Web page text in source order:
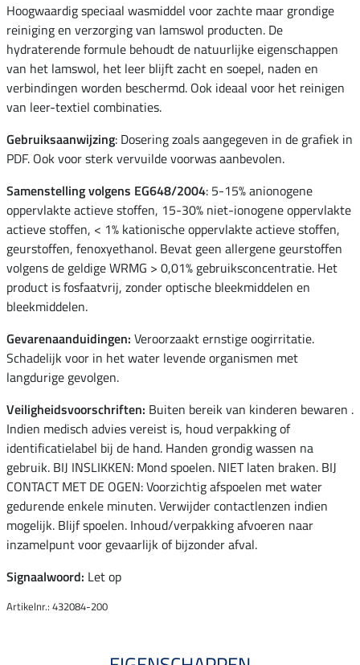
Hoogwaardig speciaal wasmiddel voor zachte maar grondige
reiniging en verzorging van lamswol producten. De
hydraterende formule behoudt de natuurlijke eigenschappen
van het lamswol, het leer blijft zacht en soepel, naden en
verbindingen worden beschermd. Ook ideaal voor het reinigen
van leer-textiel combinaties.
Gebruiksaanwijzing: Dosering zoals aangegeven in de grafiek in
PDF. Ook voor sterk vervuilde voorwas aanbevolen.
Samenstelling volgens EG648/2004: 5-15% anionogene
oppervlakte actieve stoffen, 15-30% niet-ionogene oppervlakte
actieve stoffen, < 1% kationische oppervlakte actieve stoffen,
geurstoffen, fenoxyethanol. Bevat geen allergene geurstoffen
volgens de geldige WRMG > 0,01% gebruiksconcentratie. Het
product is fosfaatvrij, zonder optische bleekmiddelen en
bleekmiddelen.
Gevarenaanduidingen: Veroorzaakt ernstige oogirritatie.
Schadelijk voor in het water levende organismen met
langdurige gevolgen.
Veiligheidsvoorschriften: Buiten bereik van kinderen bewaren .
Indien medisch advies vereist is, houd verpakking of
identificatielabel bij de hand. Handen grondig wassen na
gebruik. BIJ INSLIKKEN: Mond spoelen. NIET laten braken. BIJ
CONTACT MET DE OGEN: Voorzichtig afspoelen met water
gedurende enkele minuten. Verwijder contactlenzen indien
mogelijk. Blijf spoelen. Inhoud/verpakking afvoeren naar
inzamelpunt voor gevaarlijk of bijzonder afval.
Signaalwoord: Let op
Artikelnr.: 432084-200